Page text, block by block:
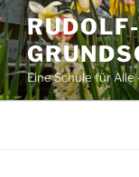
Zum
Inhalt
springen
RUDOLF-
Eine Schule für